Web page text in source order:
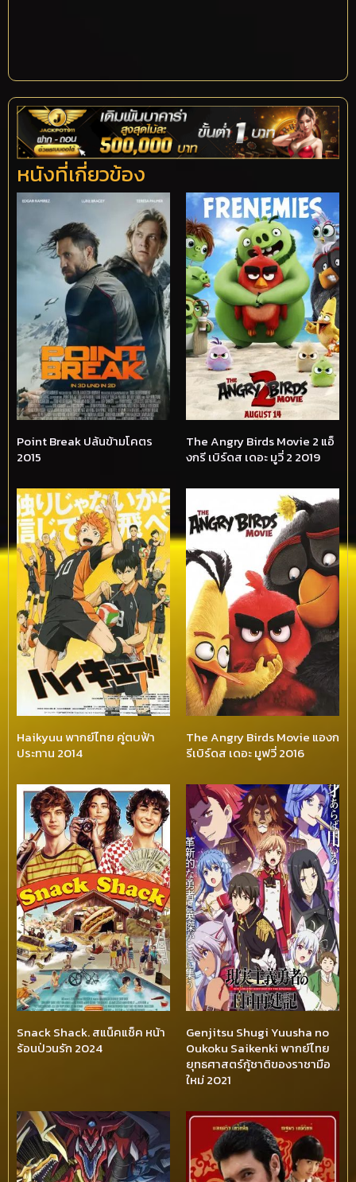
หนังที่เกี่ยวข้อง
Point Break ปล้นข้ามโคตร
2015
The Angry Birds Movie 2 แอ็
งกรี เบิร์ดส เดอะ มูวี่ 2 2019
Haikyuu พากย์ไทย คู่ตบฟ้า
ประทาน 2014
The Angry Birds Movie แองก
รีเบิร์ดส เดอะ มูฟวี่ 2016
Snack Shack. สแน็คแช็ค หน้า
ร้อนป่วนรัก 2024
Genjitsu Shugi Yuusha no
Oukoku Saikenki พากย์ไทย
ยุทธศาสตร์กู้ชาติของราชามือ
ใหม่ 2021